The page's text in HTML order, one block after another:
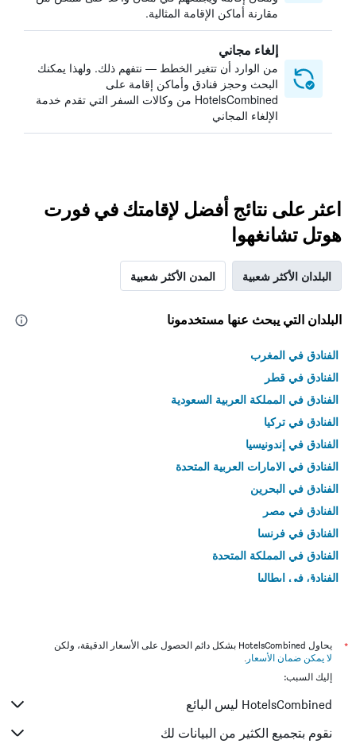
مقارنة أماكن الإقامة المثالية.
إلغاء مجاني
من الوارد أن تتغير الخطط — نتفهم ذلك. ولهذا يمكنك
البحث وحجز فنادق وأماكن إقامة على
HotelsCombined من وكالات السفر التي تقدم خدمة
الإلغاء المجاني
اعثر على نتائج أفضل لإقامتك في فورت
هوتل تشانغهوا
البلدان الأكثر شعبية المدن الأكثر شعبية
البلدان التي يبحث عنها مستخدمونا
الفنادق في المغرب
الفنادق في قطر
الفنادق في المملكة العربية السعودية
الفنادق في تركيا
الفنادق في إندونيسيا
الفنادق في الامارات العربية المتحدة
الفنادق في البحرين
الفنادق في مصر
الفنادق في فرنسا
الفنادق في المملكة المتحدة
الفنادق في إيطاليا
*
يحاول HotelsCombined بشكل دائم الحصول على الأسعار الدقيقة، ولكن
لا يمكن ضمان الأسعار .
إليك السبب:
HotelsCombined ليس البائع
نقوم بتجميع الكثير من البيانات لك